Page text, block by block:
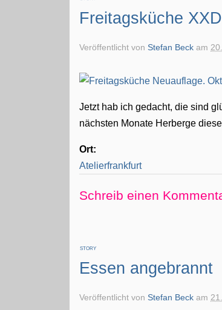
Freitagsküche
Veröffentlicht vonStefan Beck am
Jetzt hab ich gedacht, die sind
nächsten Monate Herberge
Ort:
Atelierfrankfurt
Schreib einen
STORY
Essen angebrannt
Veröffentlicht vonStefan Beck am